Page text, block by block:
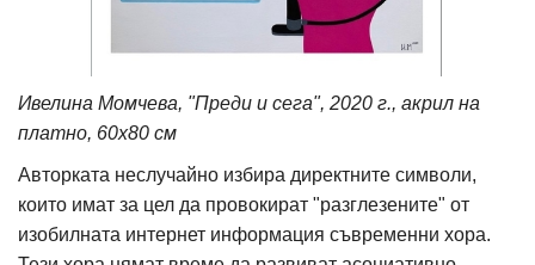
Ивелина Момчева, "Преди и сега", 2020 г., акрил на
платно, 60х80 см
Авторката неслучайно избира директните символи,
които имат за цел да провокират "разглезените" от
изобилната интернет информация съвременни хора.